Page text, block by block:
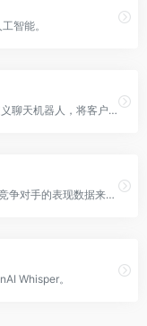
智能。
Wonderchat: 使用Wonderchat创建自定义聊天机器人，将客户响应速度提高100％，减轻工作量。
QuantPlus: &quot;QuantPlus 通过分析竞争对手的表现数据来优化广告活动，帮助营销人员做出明智的设计决策。&quot;
Whisper。